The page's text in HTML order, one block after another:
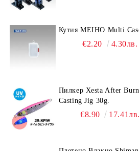
Кутия MEIHO Multi
€2.20 4.30лв.
Пилкер Xesta After
Casting Jig 30g.
€8.90 17.41лв.